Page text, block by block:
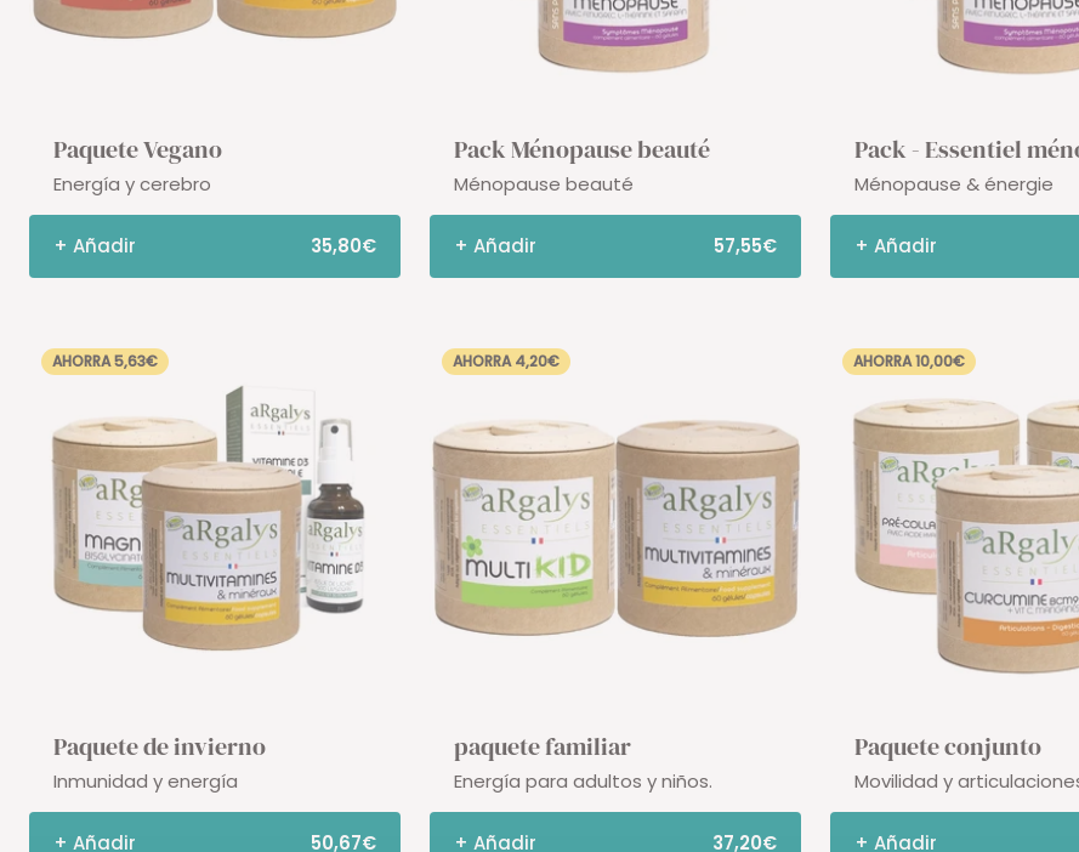
Paquete Vegano
Energía y cerebro
+ Añadir 35,80€
Pack Ménopause beauté
Ménopause beauté
+ Añadir 57,55€
Pack - Essentiel
Ménopause & énergie
+ Añadir
AHORRA 5,63€
Paquete de invierno
Inmunidad y energía
+ Añadir 50,67€
AHORRA 4,20€
paquete familiar
Energía para adultos y niños.
+ Añadir 37,20€
AHORRA 10,00€
Paquete conjunto
Movilidad y
+ Añadir